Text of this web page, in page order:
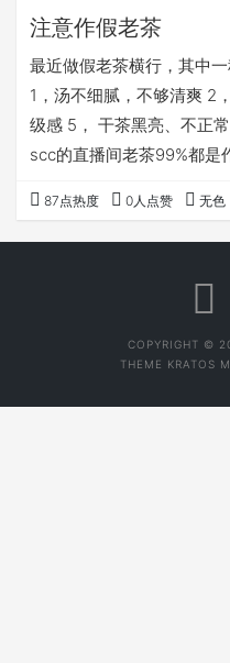
注意作假老茶
最近做假老茶横行，其中
1，​汤不细腻，不够清爽 ​2
级感 5， 干茶黑亮、不正
scc的直播间老茶99%都是
了，他是DY茶的头部呢...
87点热度 0人点赞 无色
COPYRIGHT ©
THEME KRATOS